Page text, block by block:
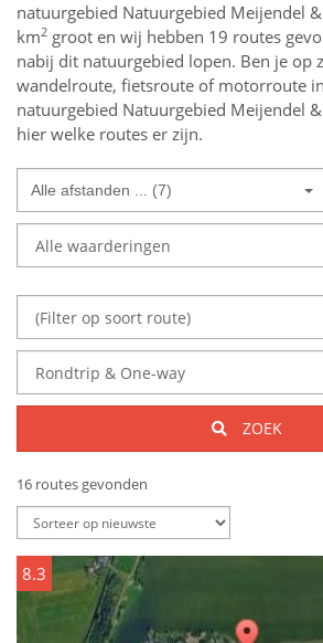
natuurgebied Natuurgebied Meijendel
km2 groot en wij hebben 19 routes
nabij dit natuurgebied lopen. Ben je op
wandelroute, fietsroute of motorroute
natuurgebied Natuurgebied Meijendel
hier welke routes er zijn.
Alle afstanden ... (7)
ZOEK
16 routes gevonden
8.3